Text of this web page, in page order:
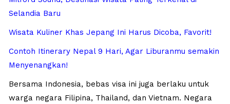
Selandia Baru
Wisata Kuliner Khas Jepang Ini Harus Dicoba, Favorit!
Contoh Itinerary Nepal 9 Hari, Agar Liburanmu semakin
Menyenangkan!
Bersama Indonesia, bebas visa ini juga berlaku untuk
warga negara Filipina, Thailand, dan Vietnam. Negara